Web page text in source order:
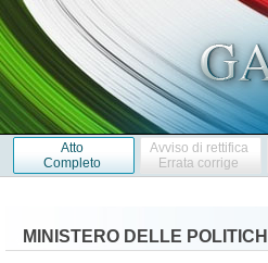
Atto
Completo
Avviso di rettifica
Errata corrige
MINISTERO DELLE